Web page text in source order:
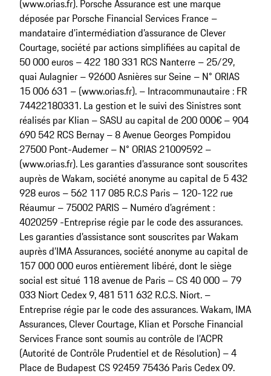
(www.orias.fr). Porsche Assurance est une marque
déposée par Porsche Financial Services France –
mandataire d’intermédiation d’assurance de Clever
Courtage, société par actions simplifiées au capital de
50 000 euros – 422 180 331 RCS Nanterre – 25/29,
quai Aulagnier – 92600 Asnières sur Seine – N° ORIAS
15 006 631 – (www.orias.fr). – Intracommunautaire : FR
74422180331. La gestion et le suivi des Sinistres sont
réalisés par Klian – SASU au capital de 200 000€ – 904
690 542 RCS Bernay – 8 Avenue Georges Pompidou
27500 Pont-Audemer – N° ORIAS 21009592 –
(www.orias.fr). Les garanties d’assurance sont souscrites
auprès de Wakam, société anonyme au capital de 5 432
928 euros – 562 117 085 R.C.S Paris – 120-122 rue
Réaumur – 75002 PARIS – Numéro d’agrément :
4020259 -Entreprise régie par le code des assurances.
Les garanties d’assistance sont souscrites par Wakam
auprès d’IMA Assurances, société anonyme au capital de
157 000 000 euros entièrement libéré, dont le siège
social est situé 118 avenue de Paris – CS 40 000 – 79
033 Niort Cedex 9, 481 511 632 R.C.S. Niort. –
Entreprise régie par le code des assurances. Wakam, IMA
Assurances, Clever Courtage, Klian et Porsche Financial
Services France sont soumis au contrôle de l’ACPR
(Autorité de Contrôle Prudentiel et de Résolution) – 4
Place de Budapest CS 92459 75436 Paris Cedex 09.